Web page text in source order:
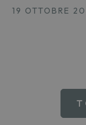
19 OTTOBRE